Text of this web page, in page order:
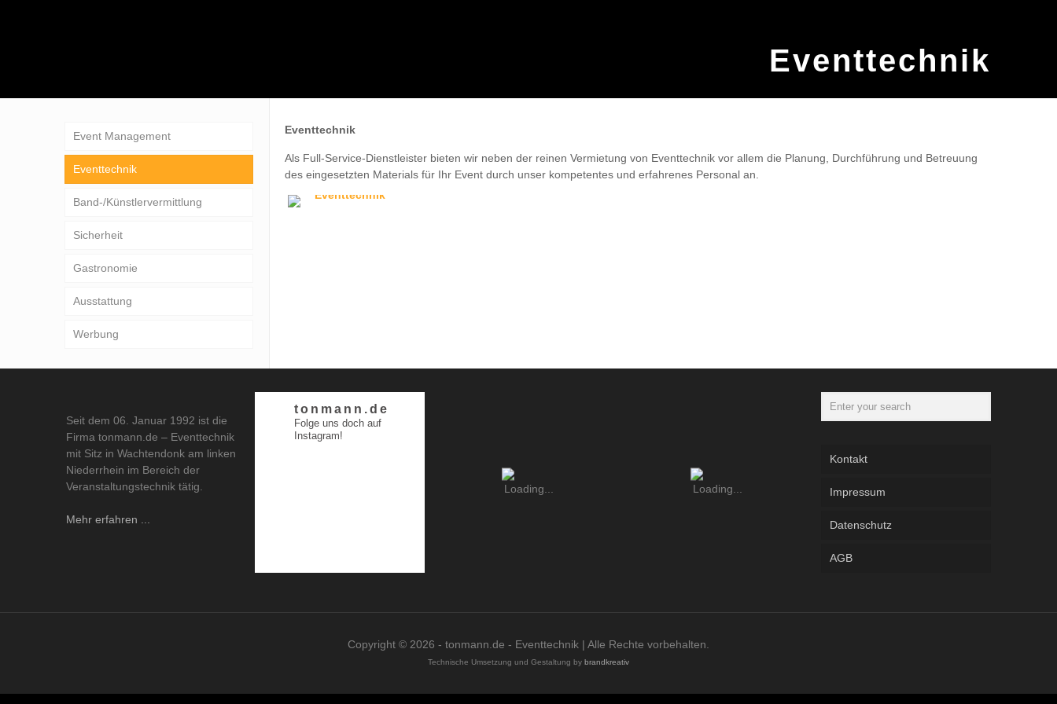
Eventtechnik
Eventtechnik
Als Full-Service-Dienstleister bieten wir neben der reinen Vermietung von Eventtechnik vor allem die Planung, Durchführung und Betreuung
des eingesetzten Materials für Ihr Event durch unser kompetentes und erfahrenes Personal an.
Event Management
Eventtechnik
Band-/Künstlervermittlung
Sicherheit
Gastronomie
Ausstattung
Werbung
Seit dem 06. Januar 1992 ist die
Firma tonmann.de – Eventtechnik
mit Sitz in Wachtendonk am linken
Niederrhein im Bereich der
Veranstaltungstechnik tätig.
Mehr erfahren ...
tonmann.de
Folge uns doch auf
Instagram!
Kontakt
Impressum
Datenschutz
AGB
Copyright © 2026 - tonmann.de - Eventtechnik | Alle Rechte vorbehalten.
Technische Umsetzung und Gestaltung by brandkreativ